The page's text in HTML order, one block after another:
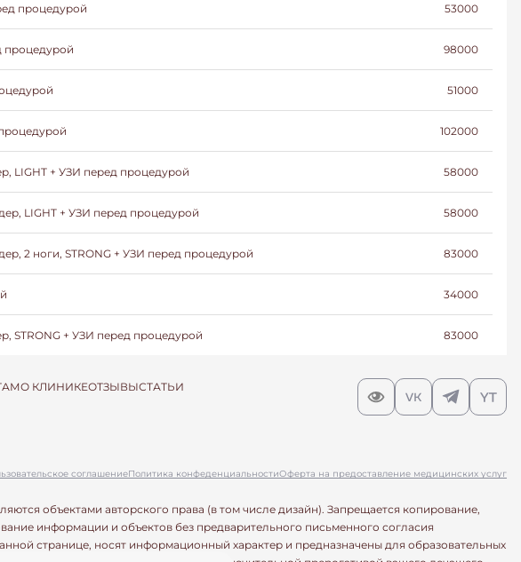
процедурой 53000
процедурой 98000
51000
102000
LIGHT + УЗИ перед процедурой 58000
LIGHT + УЗИ перед процедурой 58000
2 ноги, STRONG + УЗИ перед процедурой 83000
34000
STRONG + УЗИ перед процедурой 83000
О КЛИНИКЕОТЗЫВЫСТАТЬИ
соглашениеПолитика конфеденциальностиОферта на предоставление медицинских услуг
авторского права (в том числе дизайн). Запрещается копирование,
информации и объектов без предварительного письменного согласия
странице, носят информационный характер и предназначены для образовательных